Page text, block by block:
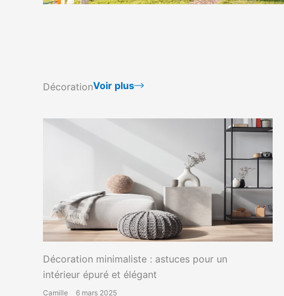
DécorationVoir plus
Décoration minimaliste : astuces pour un
intérieur épuré et élégant
Camille 6 mars 2025